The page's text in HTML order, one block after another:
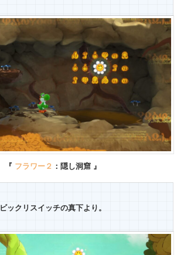
『 フラワー２ ：隠し洞窟 』
ビックリスイッチの真下より。